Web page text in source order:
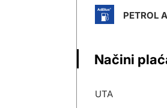
PETROL
Načini
UTA